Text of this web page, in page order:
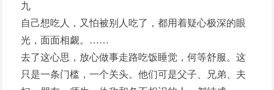
九
自己想吃人，又怕被别人吃了，都用着疑心极深的眼
光，面面相觑。……
去了这心思，放心做事走路吃饭睡觉，何等舒服。这
只是一条门槛，一个关头。他们可是父子、兄弟、夫